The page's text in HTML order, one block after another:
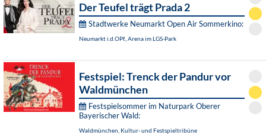
Der Teufel trägt Prada 2
Stadtwerke Neumarkt Open Air Sommerkino:
Neumarkt i.d.OPf., Arena im LGS-Park
Festspiel: Trenck der Pandur vor
Waldmünchen
Festspielsommer im Naturpark Oberer
Bayerischer Wald:
Waldmünchen, Kultur- und Festspieltribüne